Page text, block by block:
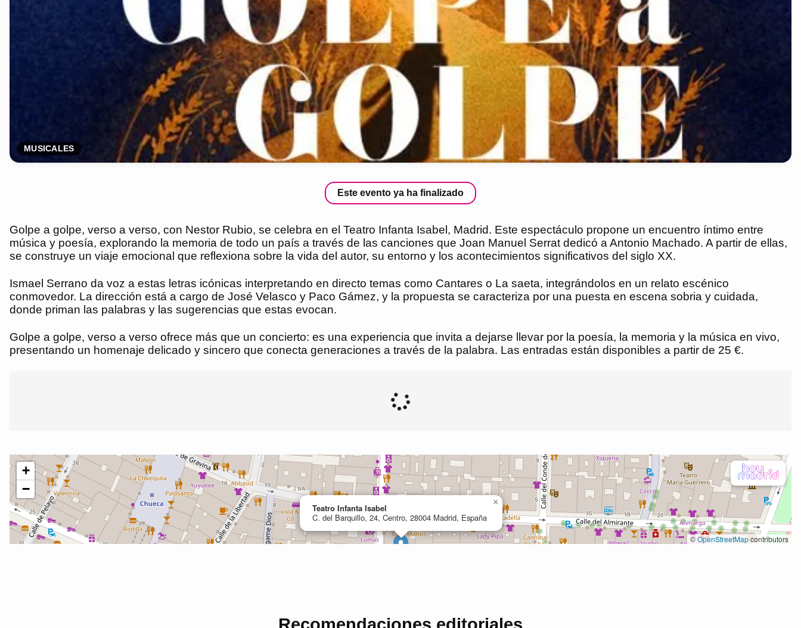
MUSICALES
Este evento ya ha finalizado
Golpe a golpe, verso a verso, con Nestor Rubio, se celebra en el Teatro Infanta Isabel, Madrid. Este espectáculo propone un encuentro íntimo entre
música y poesía, explorando la memoria de todo un país a través de las canciones que Joan Manuel Serrat dedicó a Antonio Machado. A partir de ellas,
se construye un viaje emocional que reflexiona sobre la vida del autor, su entorno y los acontecimientos significativos del siglo XX.
Ismael Serrano da voz a estas letras icónicas interpretando en directo temas como Cantares o La saeta, integrándolos en un relato escénico
conmovedor. La dirección está a cargo de José Velasco y Paco Gámez, y la propuesta se caracteriza por una puesta en escena sobria y cuidada,
donde priman las palabras y las sugerencias que estas evocan.
Golpe a golpe, verso a verso ofrece más que un concierto: es una experiencia que invita a dejarse llevar por la poesía, la memoria y la música en vivo,
presentando un homenaje delicado y sincero que conecta generaciones a través de la palabra. Las entradas están disponibles a partir de 25 €.